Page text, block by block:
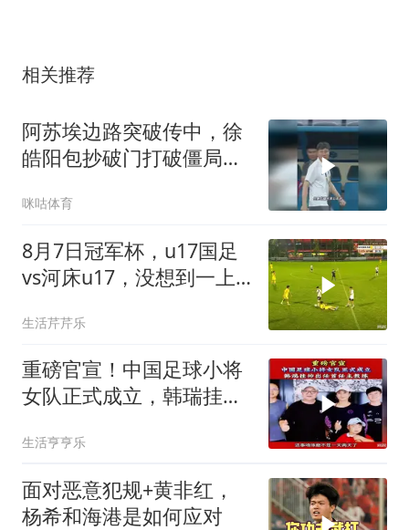
相关推荐
阿苏埃边路突破传中，徐
皓阳包抄破门打破僵局，
牛
咪咕体育
8月7日冠军杯，u17国足
vs河床u17，没想到一上
生活芹芹乐
重磅官宣！中国足球小将
女队正式成立，韩瑞挂帅
生活亨亨乐
面对恶意犯规+黄非红，
杨希和海港是如何应对